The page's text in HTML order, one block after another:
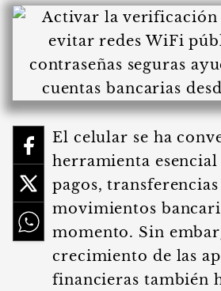
El celular se ha
herramienta
pagos,
movimientos
momento. Sin
crecimiento de las
financieras también